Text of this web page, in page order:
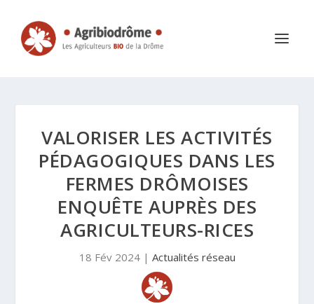
VALORISER LES ACTIVITÉS
PÉDAGOGIQUES DANS LES
FERMES DRÔMOISES
ENQUÊTE AUPRÈS DES
AGRICULTEURS-RICES
18 Fév 2024| Actualités réseau